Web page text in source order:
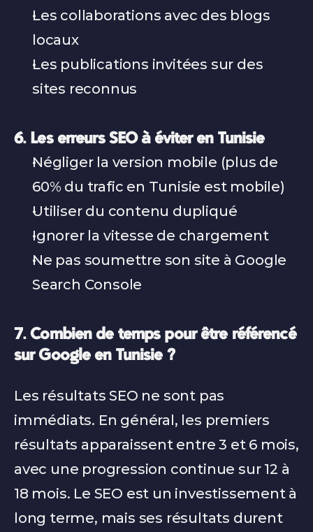
Les collaborations avec des blogs
locaux
Les publications invitées sur des
sites reconnus
6. Les erreurs SEO à éviter en Tunisie
Négliger la version mobile (plus de
60% du trafic en Tunisie est mobile)
Utiliser du contenu dupliqué
Ignorer la vitesse de chargement
Ne pas soumettre son site à Google
Search Console
7. Combien de temps pour être référencé
sur Google en Tunisie ?
Les résultats SEO ne sont pas
immédiats. En général, les premiers
résultats apparaissent entre 3 et 6 mois,
avec une progression continue sur 12 à
18 mois. Le SEO est un investissement à
long terme, mais ses résultats durent